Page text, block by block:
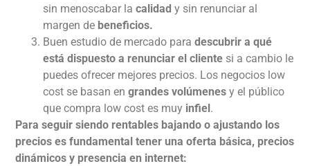
sin menoscabar la calidady sin renunciar al
margen de beneficios.
Buen estudio de mercado paradescubrir a qué
está dispuesto a renunciar el cliente si a cambio le
puedes ofrecer mejores precios. Los negocios low
cost se basan engrandes volúmenes y el público
que compra low cost es muy infiel.
Para seguir siendo rentables bajando o ajustando los
precios es fundamental tener una oferta básica, precios
dinámicos y presencia en internet: